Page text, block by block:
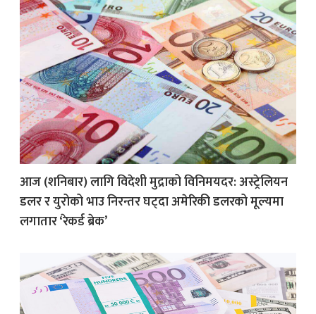
आज (शनिबार) लागि विदेशी मुद्राको विनिमयदर: अस्ट्रेलियन
डलर र युरोको भाउ निरन्तर घट्दा अमेरिकी डलरको मूल्यमा
लगातार ‘रेकर्ड ब्रेक’